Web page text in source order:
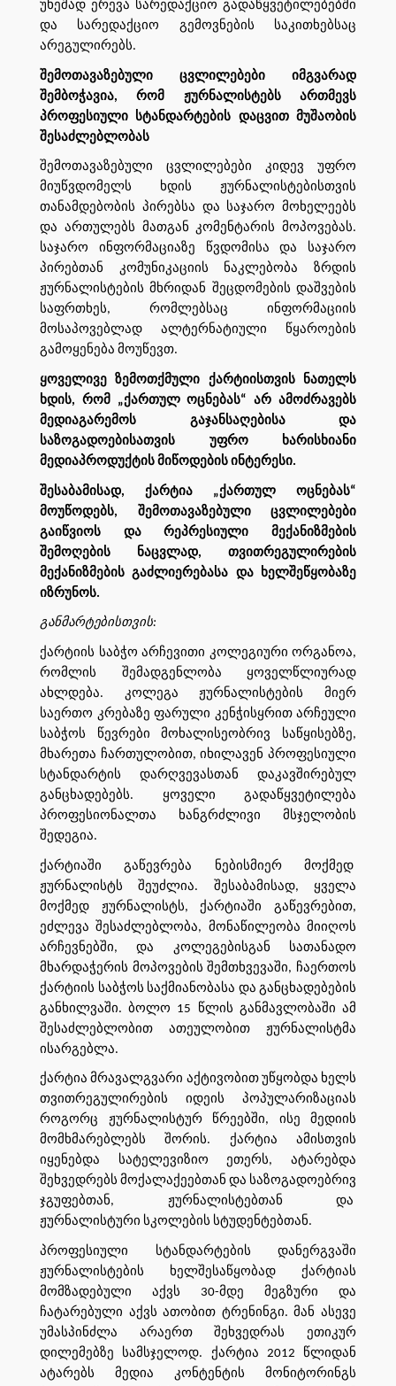
უხეშად ერევა სარედაქციო გადაწყვეტილებებში
და სარედაქციო გემოვნების საკითხებსაც
არეგულირებს.
შემოთავაზებული ცვლილებები იმგვარად
შემბოჭავია, რომ ჟურნალისტებს ართმევს
პროფესიული სტანდარტების დაცვით მუშაობის
შესაძლებლობას
შემოთავაზებული ცვლილებები კიდევ უფრო
მიუწვდომელს ხდის ჟურნალისტებისთვის
თანამდებობის პირებსა და საჯარო მოხელეებს
და ართულებს მათგან კომენტარის მოპოვებას.
საჯარო ინფორმაციაზე წვდომისა და საჯარო
პირებთან კომუნიკაციის ნაკლებობა ზრდის
ჟურნალისტების მხრიდან შეცდომების დაშვების
საფრთხეს, რომლებსაც ინფორმაციის
მოსაპოვებლად ალტერნატიული წყაროების
გამოყენება მოუწევთ.
ყოველივე ზემოთქმული ქარტიისთვის ნათელს
ხდის, რომ „ქართულ ოცნებას“ არ ამოძრავებს
მედიაგარემოს გაჯანსაღებისა და
საზოგადოებისათვის უფრო ხარისხიანი
მედიაპროდუქტის მიწოდების ინტერესი.
შესაბამისად, ქარტია „ქართულ ოცნებას“
მოუწოდებს, შემოთავაზებული ცვლილებები
გაიწვიოს და რეპრესიული მექანიზმების
შემოღების ნაცვლად, თვითრეგულირების
მექანიზმების გაძლიერებასა და ხელშეწყობაზე
იზრუნოს.
განმარტებისთვის:
ქარტიის საბჭო არჩევითი კოლეგიური ორგანოა,
რომლის შემადგენლობა ყოველწლიურად
ახლდება. კოლეგა ჟურნალისტების მიერ
საერთო კრებაზე ფარული კენჭისყრით არჩეული
საბჭოს წევრები მოხალისეობრივ საწყისებზე,
მხარეთა ჩართულობით, იხილავენ პროფესიული
სტანდარტის დარღვევასთან დაკავშირებულ
განცხადებებს. ყოველი გადაწყვეტილება
პროფესიონალთა ხანგრძლივი მსჯელობის
შედეგია.
ქარტიაში გაწევრება ნებისმიერ მოქმედ
ჟურნალისტს შეუძლია. შესაბამისად, ყველა
მოქმედ ჟურნალისტს, ქარტიაში გაწევრებით,
ეძლევა შესაძლებლობა, მონაწილეობა მიიღოს
არჩევნებში, და კოლეგებისგან სათანადო
მხარდაჭერის მოპოვების შემთხვევაში, ჩაერთოს
ქარტიის საბჭოს საქმიანობასა და განცხადებების
განხილვაში. ბოლო 15 წლის განმავლობაში ამ
შესაძლებლობით ათეულობით ჟურნალისტმა
ისარგებლა.
ქარტია მრავალგვარი აქტივობით უწყობდა ხელს
თვითრეგულირების იდეის პოპულარიზაციას
როგორც ჟურნალისტურ წრეებში, ისე მედიის
მომხმარებლებს შორის. ქარტია ამისთვის
იყენებდა სატელევიზიო ეთერს, ატარებდა
შეხვედრებს მოქალაქეებთან და საზოგადოებრივ
ჯგუფებთან, ჟურნალისტებთან და
ჟურნალისტური სკოლების სტუდენტებთან.
პროფესიული სტანდარტების დანერგვაში
ჟურნალისტების ხელშესაწყობად ქარტიას
მომზადებული აქვს 30-მდე მეგზური და
ჩატარებული აქვს ათობით ტრენინგი. მან ასევე
უმასპინძლა არაერთ შეხვედრას ეთიკურ
დილემებზე სამსჯელოდ. ქარტია 2012 წლიდან
ატარებს მედია კონტენტის მონიტორინგს